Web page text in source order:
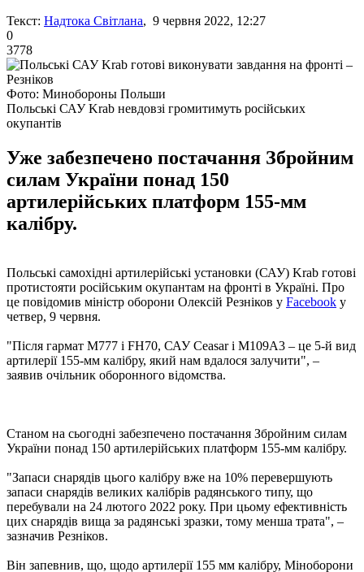
Текст: Надтока Світлана, 9 червня 2022, 12:27
0
3778
Фото: Минобороны Польши
Польські САУ Krab невдовзі громитимуть російських
окупантів
Уже забезпечено постачання Збройним
силам України понад 150
артилерійських платформ 155-мм
калібру.
Польські самохідні артилерійські установки (САУ) Krab готові
протистояти російським окупантам на фронті в Україні. Про
це повідомив міністр оборони Олексій Резніков у Facebook у
четвер, 9 червня.
"Після гармат М777 і FH70, САУ Ceasar і М109А3 – ​​це 5-й вид
артилерії 155-мм калібру, який нам вдалося залучити", –
заявив очільник оборонного відомства.
Станом на сьогодні забезпечено постачання Збройним силам
України понад 150 артилерійських платформ 155-мм калібру.
"Запаси снарядів цього калібру вже на 10% перевершують
запаси снарядів великих калібрів радянського типу, що
перебували на 24 лютого 2022 року. При цьому ефективність
цих снарядів вища за радянські зразки, тому менша трата", –
зазначив Резніков.
Він запевнив, що, щодо артилерії 155 мм калібру, Міноборони